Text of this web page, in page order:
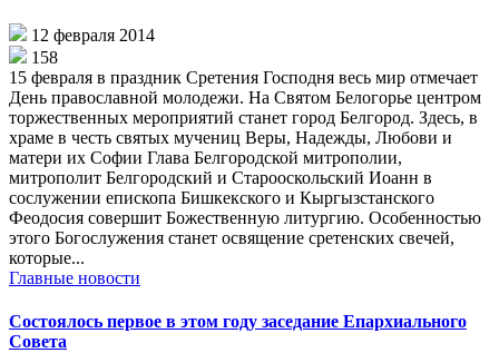
12 февраля 2014
158
15 февраля в праздник Сретения Господня весь мир отмечает
День православной молодежи. На Святом Белогорье центром
торжественных мероприятий станет город Белгород. Здесь, в
храме в честь святых мучениц Веры, Надежды, Любови и
матери их Софии Глава Белгородской митрополии,
митрополит Белгородский и Старооскольский Иоанн в
сослужении епископа Бишкекского и Кыргызстанского
Феодосия совершит Божественную литургию. Особенностью
этого Богослужения станет освящение сретенских свечей,
которые...
Главные новости
Состоялось первое в этом году заседание Епархиального
Совета